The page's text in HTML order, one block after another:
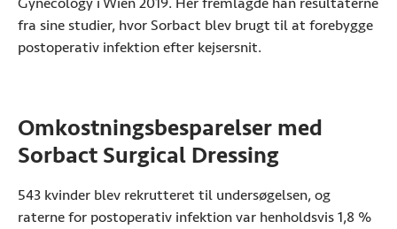
fra sine studier, hvor Sorbact blev brugt til at forebygge
postoperativ infektion efter kejsersnit.
Omkostningsbesparelser med
Sorbact Surgical Dressing
543 kvinder blev rekrutteret til undersøgelsen, og
raterne for postoperativ infektion var henholdsvis 1,8 %